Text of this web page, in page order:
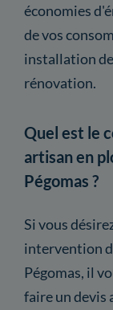
économies
de vos
installation de
rénovation.
Quel est le
artisan en
Pégomas ?
Si vous
intervention
Pégomas, il
faire un devis